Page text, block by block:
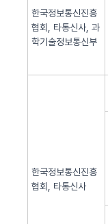
한국정보통신진흥
협회, 타통신사, 과
학기술정보통신부
한국정보통신진흥
협회, 타통신사